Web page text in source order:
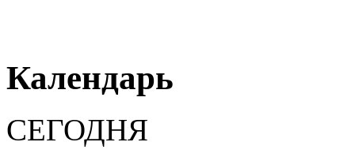
Календарь
СЕГОДНЯ